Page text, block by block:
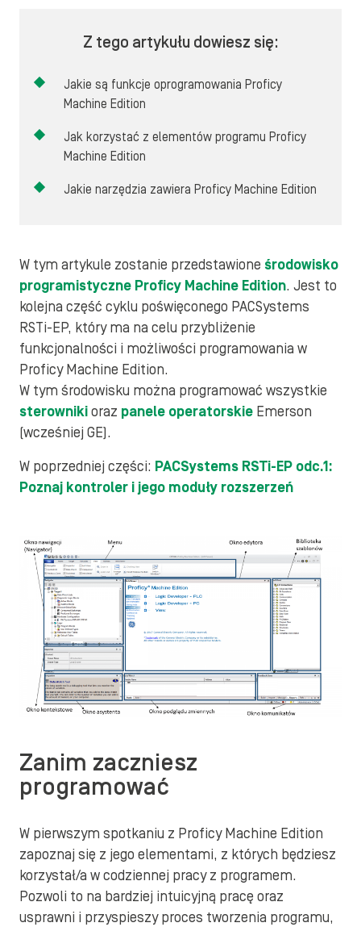
Z tego artykułu dowiesz się:
Jakie są funkcje oprogramowania Proficy
Machine Edition
Jak korzystać z elementów programu Proficy
Machine Edition
Jakie narzędzia zawiera Proficy Machine Edition
W tym artykule zostanie przedstawione środowisko
programistyczne Proficy Machine Edition. Jest to
kolejna część cyklu poświęconego PACSystems
RSTi-EP, który ma na celu przybliżenie
funkcjonalności i możliwości programowania w
Proficy Machine Edition.
W tym środowisku można programować wszystkie
sterownikioraz panele operatorskie Emerson
(wcześniej GE).
W poprzedniej części: PACSystems RSTi-EP odc.1:
Poznaj kontroler i jego moduły rozszerzeń
Zanim zaczniesz
programować
W pierwszym spotkaniu z Proficy Machine Edition
zapoznaj się z jego elementami, z których będziesz
korzystał/a w codziennej pracy z programem.
Pozwoli to na bardziej intuicyjną pracę oraz
usprawni i przyspieszy proces tworzenia programu,